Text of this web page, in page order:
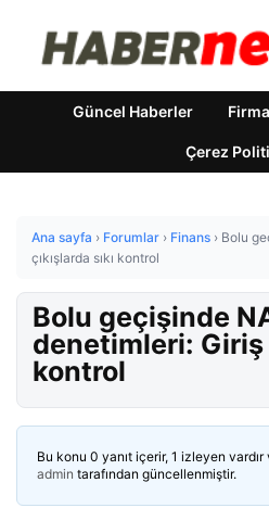
Güncel Haberler
Çerez
Ana sayfa › Forumlar › Finans › Bolu
çıkışlarda sıkı kontrol
Bolu geçişinde
denetimleri: Giriş
kontrol
Bu konu 0 yanıt içerir, 1 izleyen vardır
admin tarafından güncellenmiştir.